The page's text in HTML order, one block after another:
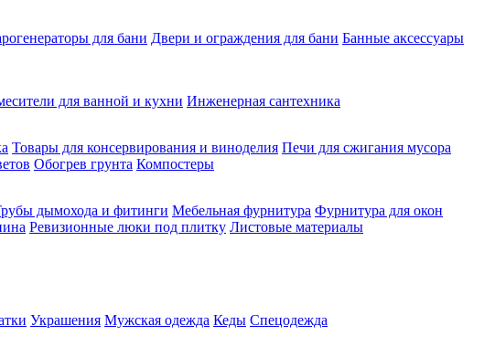
для бани Двери и ограждения для бани Банные аксессуары
для ванной и кухни Инженерная сантехника
Товары для консервирования и виноделия Печи для сжигания мусора
Обогрев грунта Компостеры
дымохода и фитинги Мебельная фурнитура Фурнитура для окон
Ревизионные люки под плитку Листовые материалы
Украшения Мужская одежда Кеды Спецодежда